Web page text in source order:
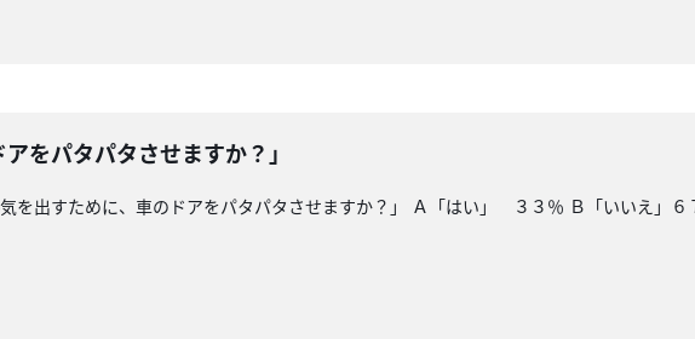
をパタパタさせますか？」
を出すために、車のドアをパタパタさせますか？」 Ａ「はい」 ３３％ Ｂ「いいえ」６